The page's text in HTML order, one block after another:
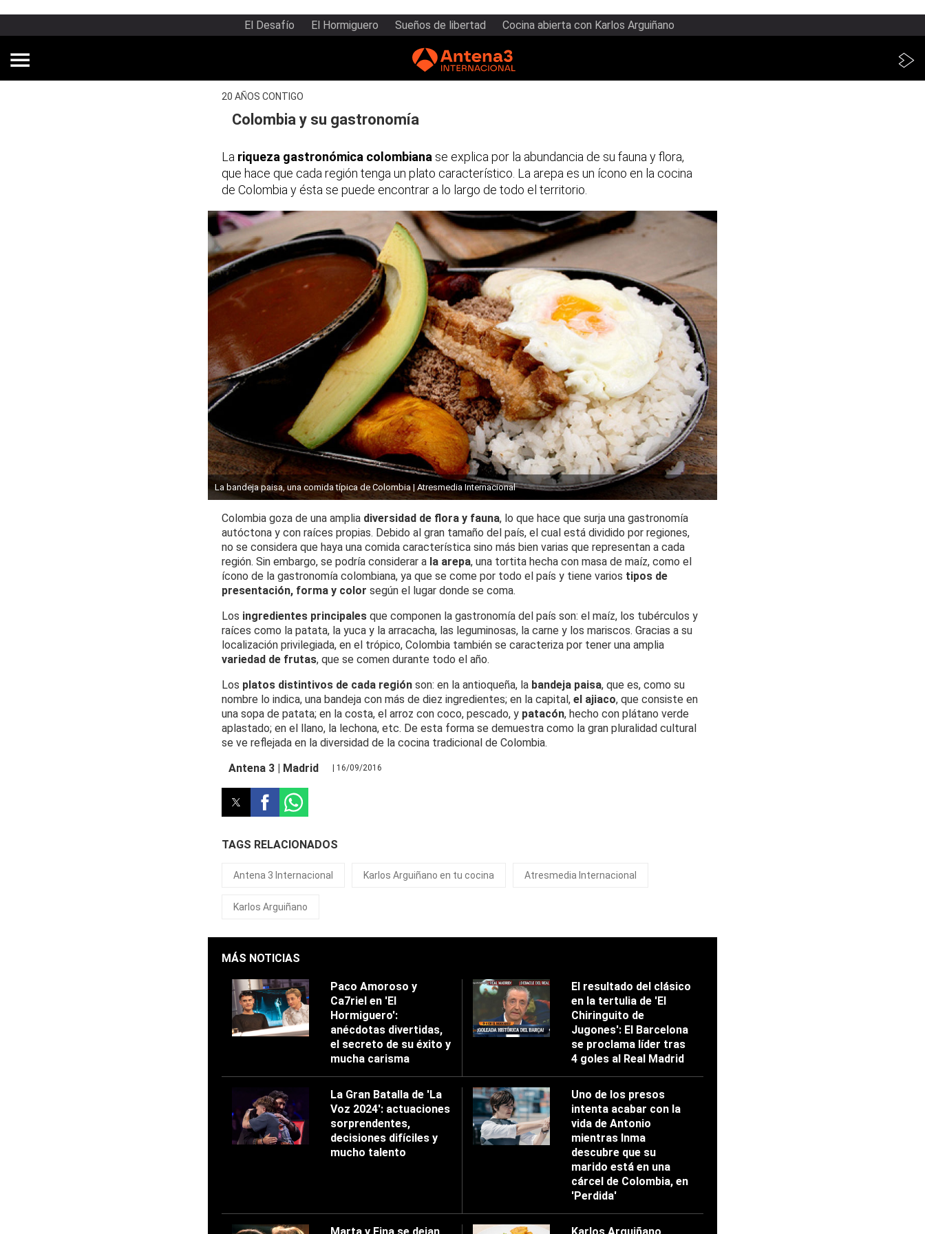
El Desafío El Hormiguero Sueños de libertad Cocina abierta con Karlos Arguiñano
20 AÑOS CONTIGO
Colombia y su gastronomía
La riqueza gastronómica colombiana se explica por la abundancia de su fauna y flora,
que hace que cada región tenga un plato característico. La arepa es un ícono en la cocina
de Colombia y ésta se puede encontrar a lo largo de todo el territorio.
La bandeja paisa, una comida típica de Colombia | Atresmedia Internacional
Colombia goza de una amplia diversidad de flora y fauna, lo que hace que surja una gastronomía
autóctona y con raíces propias. Debido al gran tamaño del país, el cual está dividido por regiones,
no se considera que haya una comida característica sino más bien varias que representan a cada
región. Sin embargo, se podría considerar a la arepa, una tortita hecha con masa de maíz, como el
ícono de la gastronomía colombiana, ya que se come por todo el país y tiene varios tipos de
presentación, forma y color según el lugar donde se coma.
Los ingredientes principales que componen la gastronomía del país son: el maíz, los tubérculos y
raíces como la patata, la yuca y la arracacha, las leguminosas, la carne y los mariscos. Gracias a su
localización privilegiada, en el trópico, Colombia también se caracteriza por tener una amplia
variedad de frutas, que se comen durante todo el año.
Los platos distintivos de cada región son: en la antioqueña, la bandeja paisa, que es, como su
nombre lo indica, una bandeja con más de diez ingredientes; en la capital, el ajiaco, que consiste en
una sopa de patata; en la costa, el arroz con coco, pescado, y patacón, hecho con plátano verde
aplastado; en el llano, la lechona, etc. De esta forma se demuestra como la gran pluralidad cultural
se ve reflejada en la diversidad de la cocina tradicional de Colombia.
Antena 3 | Madrid
| 16/09/2016
TAGS RELACIONADOS
Antena 3 Internacional Karlos Arguiñano en tu cocina Atresmedia Internacional
Karlos Arguiñano
MÁS NOTICIAS
Paco Amoroso y
Ca7riel en 'El
Hormiguero':
anécdotas divertidas,
el secreto de su éxito y
mucha carisma
El resultado del clásico
en la tertulia de 'El
Chiringuito de
Jugones': El Barcelona
se proclama líder tras
4 goles al Real Madrid
La Gran Batalla de 'La
Voz 2024': actuaciones
sorprendentes,
decisiones difíciles y
mucho talento
Uno de los presos
intenta acabar con la
vida de Antonio
mientras Inma
descubre que su
marido está en una
cárcel de Colombia, en
'Perdida'
Marta y Fina se dejan Karlos Arguiñano